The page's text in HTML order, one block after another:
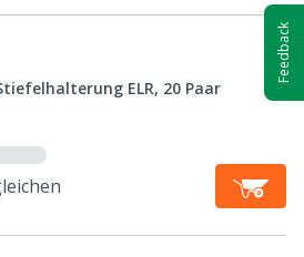
ELR, 20 Paar
Feedback